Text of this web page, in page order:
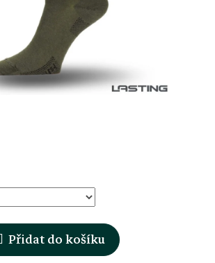
Přidat do košíku